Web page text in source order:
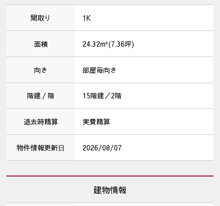
間取り 1K
面積 24.32m²(7.36坪)
向き 部屋毎向き
階建 / 階 15階建／2階
退去時精算 実費精算
物件情報更新⽇ 2026/08/07
建物情報